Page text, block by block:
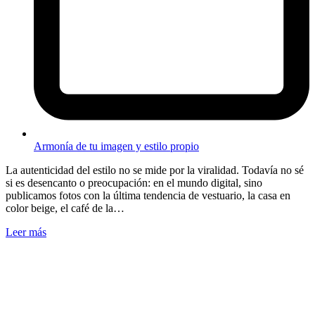
Armonía de tu imagen y estilo propio
La autenticidad del estilo no se mide por la viralidad. Todavía no sé
si es desencanto o preocupación: en el mundo digital, sino
publicamos fotos con la última tendencia de vestuario, la casa en
color beige, el café de la…
Leer más